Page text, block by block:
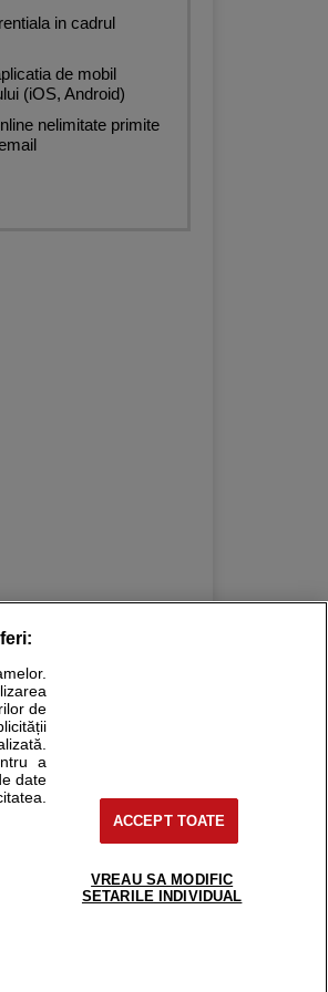
in cadrul
de mobil
(iOS, Android)
nelimitate primite
medical direct si
unul dintre medicii pe care
support@sfatulmedicului.ro
de
a
date
ACCEPT TOATE
VREAU SA MODIFIC
SETARILE INDIVIDUAL